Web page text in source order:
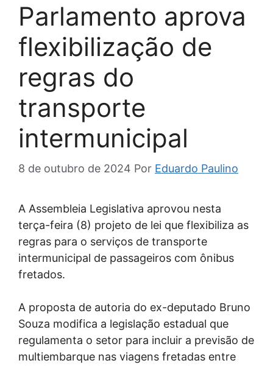
Parlamento aprova
flexibilização de
regras do
transporte
intermunicipal
8 de outubro de 2024 Por Eduardo Paulino
A Assembleia Legislativa aprovou nesta
terça-feira (8) projeto de lei que flexibiliza as
regras para o serviços de transporte
intermunicipal de passageiros com ônibus
fretados.
A proposta de autoria do ex-deputado Bruno
Souza modifica a legislação estadual que
regulamenta o setor para incluir a previsão de
multiembarque nas viagens fretadas entre